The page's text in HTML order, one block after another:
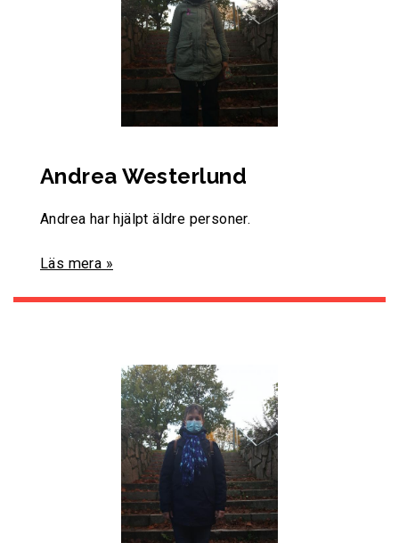
Andrea Westerlund
Andrea har hjälpt äldre personer.
Läs mera »